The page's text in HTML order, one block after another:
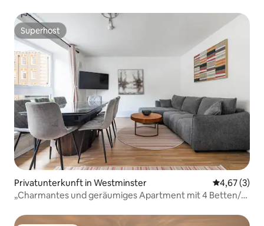
Superhost
Superhost
Privatunterkunft in Westminster
4,67 (3)
„Charmantes und geräumiges Apartment mit 4 Betten/5